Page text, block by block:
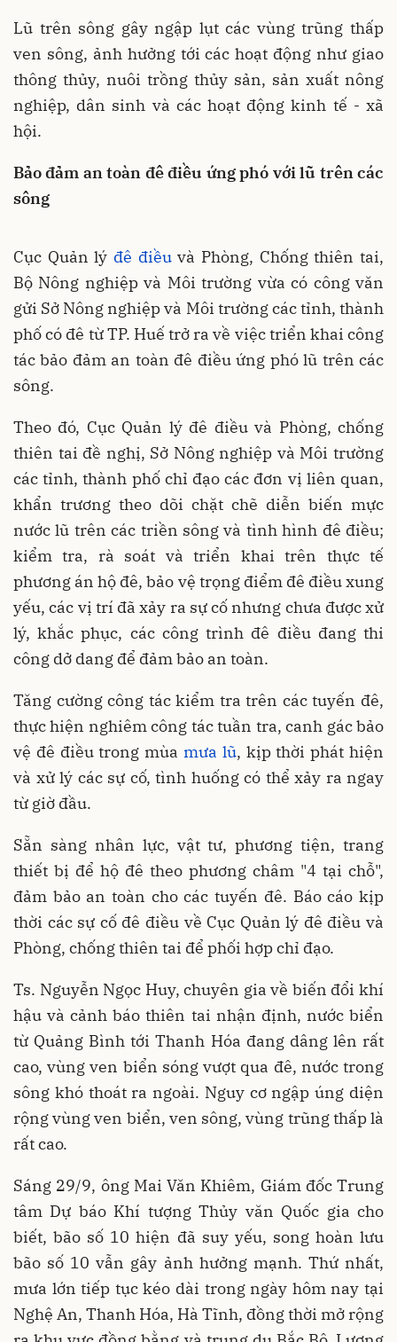
Lũ trên sông gây ngập lụt các vùng trũng thấp
ven sông, ảnh hưởng tới các hoạt động như giao
thông thủy, nuôi trồng thủy sản, sản xuất nông
nghiệp, dân sinh và các hoạt động kinh tế - xã
hội.
Bảo đảm an toàn đê điều ứng phó với lũ trên các
sông
Cục Quản lý đê điềuvà Phòng, Chống thiên tai,
Bộ Nông nghiệp và Môi trường vừa có công văn
gửi Sở Nông nghiệp và Môi trường các tỉnh, thành
phố có đê từ TP. Huế trở ra về việc triển khai công
tác bảo đảm an toàn đê điều ứng phó lũ trên các
sông.
Theo đó, Cục Quản lý đê điều và Phòng, chống
thiên tai đề nghị, Sở Nông nghiệp và Môi trường
các tỉnh, thành phố chỉ đạo các đơn vị liên quan,
khẩn trương theo dõi chặt chẽ diễn biến mực
nước lũ trên các triền sông và tình hình đê điều;
kiểm tra, rà soát và triển khai trên thực tế
phương án hộ đê, bảo vệ trọng điểm đê điều xung
yếu, các vị trí đã xảy ra sự cố nhưng chưa được xử
lý, khắc phục, các công trình đê điều đang thi
công dở dang để đảm bảo an toàn.
Tăng cường công tác kiểm tra trên các tuyến đê,
thực hiện nghiêm công tác tuần tra, canh gác bảo
vệ đê điều trong mùa mưa lũ, kịp thời phát hiện
và xử lý các sự cố, tình huống có thể xảy ra ngay
từ giờ đầu.
Sẵn sàng nhân lực, vật tư, phương tiện, trang
thiết bị để hộ đê theo phương châm "4 tại chỗ",
đảm bảo an toàn cho các tuyến đê. Báo cáo kịp
thời các sự cố đê điều về Cục Quản lý đê điều và
Phòng, chống thiên tai để phối hợp chỉ đạo.
Ts. Nguyễn Ngọc Huy, chuyên gia về biến đổi khí
hậu và cảnh báo thiên tai nhận định, nước biển
từ Quảng Bình tới Thanh Hóa đang dâng lên rất
cao, vùng ven biển sóng vượt qua đê, nước trong
sông khó thoát ra ngoài. Nguy cơ ngập úng diện
rộng vùng ven biển, ven sông, vùng trũng thấp là
rất cao.
Sáng 29/9, ông Mai Văn Khiêm, Giám đốc Trung
tâm Dự báo Khí tượng Thủy văn Quốc gia cho
biết, bão số 10 hiện đã suy yếu, song hoàn lưu
bão số 10 vẫn gây ảnh hưởng mạnh. Thứ nhất,
mưa lớn tiếp tục kéo dài trong ngày hôm nay tại
Nghệ An, Thanh Hóa, Hà Tĩnh, đồng thời mở rộng